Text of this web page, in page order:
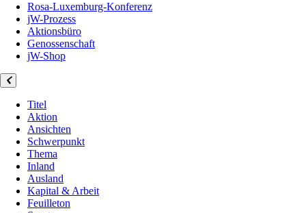
Rosa-Luxemburg-Konferenz
jW-Prozess
Aktionsbüro
Genossenschaft
jW-Shop
Titel
Aktion
Ansichten
Schwerpunkt
Thema
Inland
Ausland
Kapital & Arbeit
Feuilleton